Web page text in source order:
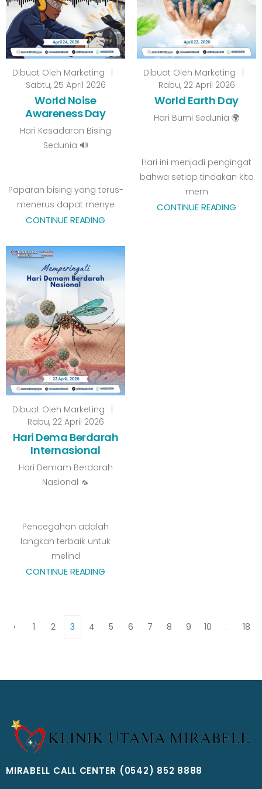
Dibuat Oleh Marketing
Sabtu, 25 April 2026
World Noise
Awareness Day
Hari Kesadaran Bising
Sedunia 🔊
Paparan bising yang terus-
menerus dapat menye
CONTINUE READING
Dibuat Oleh Marketing
Rabu, 22 April 2026
World Earth Day
Hari Bumi Sedunia 🌍
Hari ini menjadi pengingat
bahwa setiap tindakan kita
mem
CONTINUE READING
Dibuat Oleh Marketing
Rabu, 22 April 2026
Hari Dema Berdarah
Internasional
Hari Demam Berdarah
Nasional 🦟
Pencegahan adalah
langkah terbaik untuk
melind
CONTINUE READING
‹ 1 2 3 4 5 6 7 8 9 10 18
MIRABELL CALL CENTER (0542) 852 8888